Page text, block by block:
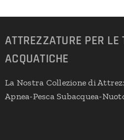
ATTREZZATURE PER LE
ACQUATICHE
La Nostra Collezione di
Apnea-Pesca Subacquea-